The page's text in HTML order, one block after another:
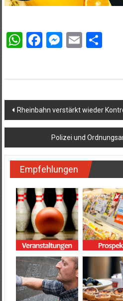
WhatsApp
Facebook
Email
Beitragsnavigation
Rheinbahn verstärkt wieder
Polizei und
Empfehlungen